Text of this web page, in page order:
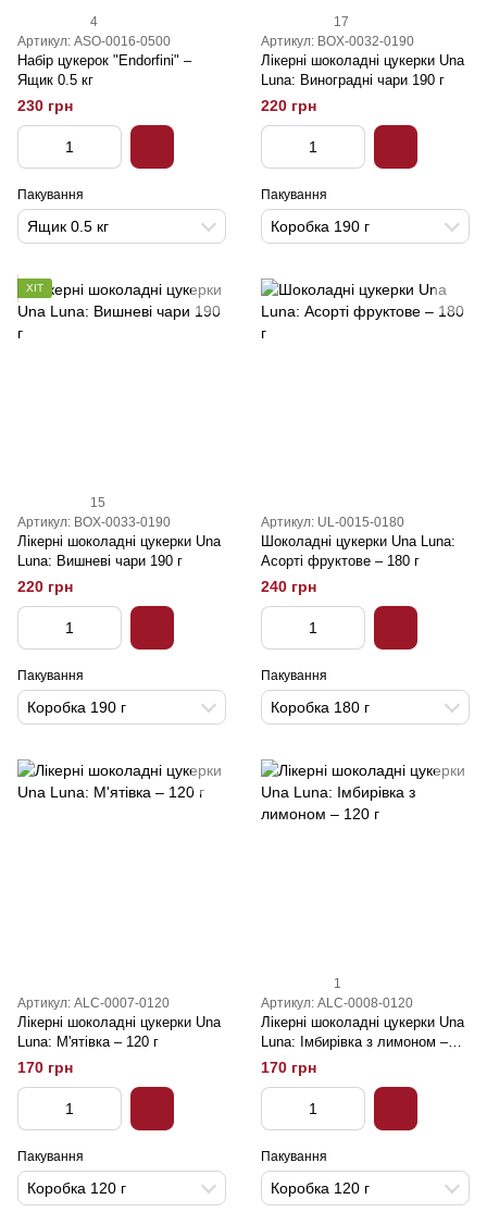
4
Артикул: ASO-0016-0500
Набір цукерок "Endorfini" –
Ящик 0.5 кг
230 грн
Пакування
Ящик 0.5 кг
17
Артикул: BOX-0032-0190
Лікерні шоколадні цукерки Una
Luna: Виноградні чари 190 г
220 грн
Пакування
Коробка 190 г
ХІТ
15
Артикул: BOX-0033-0190
Лікерні шоколадні цукерки Una
Luna: Вишневі чари 190 г
220 грн
Пакування
Коробка 190 г
Артикул: UL-0015-0180
Шоколадні цукерки Una Luna:
Асорті фруктове – 180 г
240 грн
Пакування
Коробка 180 г
Артикул: ALC-0007-0120
Лікерні шоколадні цукерки Una
Luna: М'ятівка – 120 г
170 грн
Пакування
Коробка 120 г
1
Артикул: ALC-0008-0120
Лікерні шоколадні цукерки Una
Luna: Імбирівка з лимоном –
120 г
170 грн
Пакування
Коробка 120 г